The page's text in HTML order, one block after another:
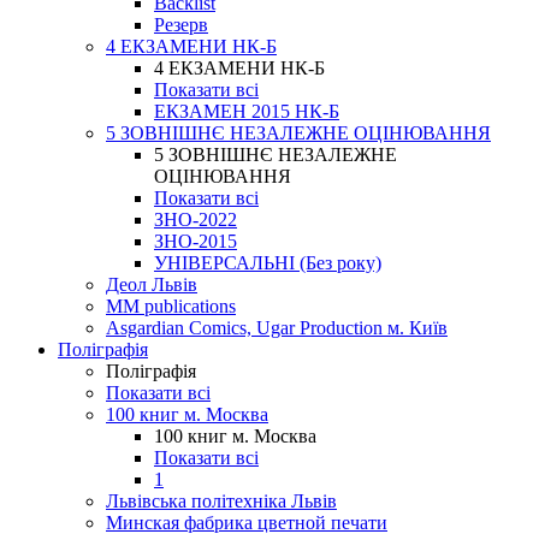
Резерв
4 ЕКЗАМЕНИ НК-Б
4 ЕКЗАМЕНИ НК-Б
Показати всі
ЕКЗАМЕН 2015 НК-Б
5 ЗОВНІШНЄ НЕЗАЛЕЖНЕ ОЦІНЮВАННЯ
5 ЗОВНІШНЄ НЕЗАЛЕЖНЕ
ОЦІНЮВАННЯ
Показати всі
ЗНО-2022
ЗНО-2015
УНІВЕРСАЛЬНІ (Без року)
Деол Львів
MM publications
Asgardian Comics, Ugar Production м. Київ
Поліграфія
Поліграфія
Показати всі
100 книг м. Москва
100 книг м. Москва
Показати всі
1
Львівська політехніка Львів
Минская фабрика цветной печати